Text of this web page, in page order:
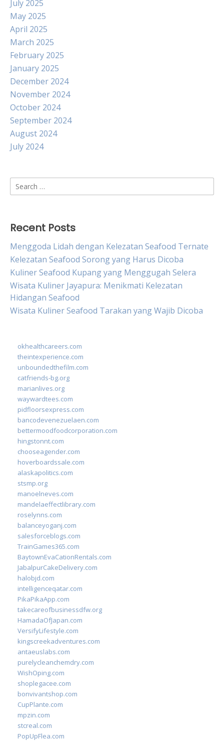
July 2025
May 2025
April 2025
March 2025
February 2025
January 2025
December 2024
November 2024
October 2024
September 2024
August 2024
July 2024
Search
for:
Recent Posts
Menggoda Lidah dengan Kelezatan Seafood Ternate
Kelezatan Seafood Sorong yang Harus Dicoba
Kuliner Seafood Kupang yang Menggugah Selera
Wisata Kuliner Jayapura: Menikmati Kelezatan
Hidangan Seafood
Wisata Kuliner Seafood Tarakan yang Wajib Dicoba
okhealthcareers.com
theintexperience.com
unboundedthefilm.com
catfriends-bg.org
marianlives.org
waywardtees.com
pidfloorsexpress.com
bancodevenezuelaen.com
bettermoodfoodcorporation.com
hingstonnt.com
chooseagender.com
hoverboardssale.com
alaskapolitics.com
stsmp.org
manoelneves.com
mandelaeffectlibrary.com
roselynns.com
balanceyoganj.com
salesforceblogs.com
TrainGames365.com
BaytownEvaCationRentals.com
JabalpurCakeDelivery.com
halobjd.com
intelligenceqatar.com
PikaPikaApp.com
takecareofbusinessdfw.org
HamadaOfJapan.com
VersifyLifestyle.com
kingscreekadventures.com
antaeuslabs.com
purelycleanchemdry.com
WishOping.com
shoplegacee.com
bonvivantshop.com
CupPlante.com
mpzin.com
stcreal.com
PopUpFlea.com